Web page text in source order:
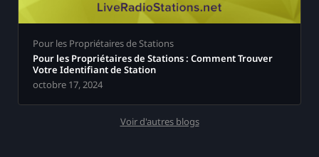
Pour les Propriétaires de Stations
Pour les Propriétaires de Stations : Comment Trouver
Votre Identifiant de Station
octobre 17, 2024
Voir d'autres blogs